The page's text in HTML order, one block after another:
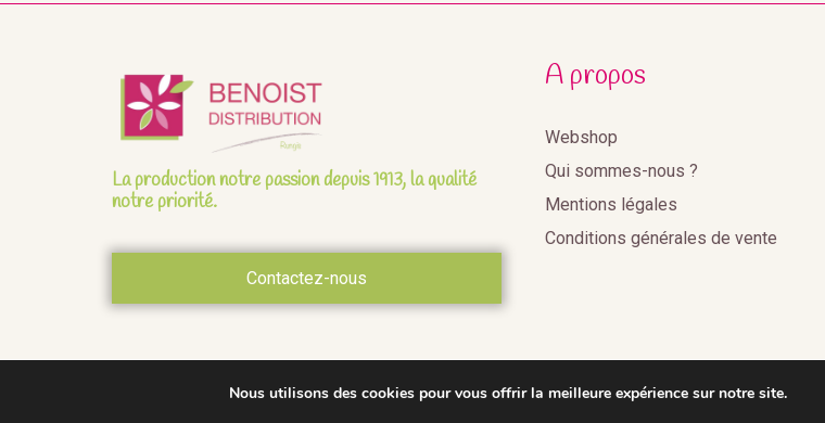
La production notre passion depuis 1913, la qualité
notre priorité.
Contactez-nous
A propos
Webshop
Qui sommes-nous ?
Mentions légales
Conditions générales de vente
2020©Benoist Distribution •Réalisation
Nous utilisons des cookies pour vous offrir la meilleure expérience sur notre site.